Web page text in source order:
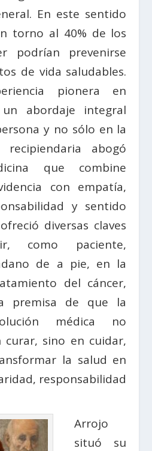
En este sentido
torno al 40% de los
podrían prevenirse
de vida saludables.
pionera en
abordaje integral
y no sólo en la
recipiendaria abogó
que combine
con empatía,
y sentido
diversas claves
como paciente,
de a pie, en la
del cáncer,
premisa de que la
médica no
curar, sino en cuidar,
la salud en
responsabilidad
Arrojo
situó su